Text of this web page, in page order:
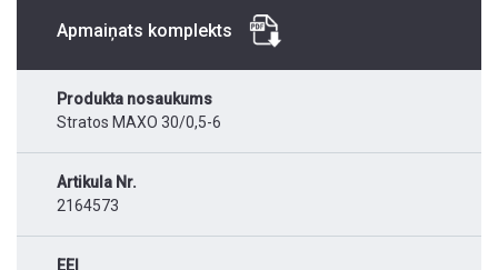
Apmaiņats komplekts
Produkta nosaukums
Stratos MAXO 30/0,5-6
Artikula Nr.
2164573
EEI